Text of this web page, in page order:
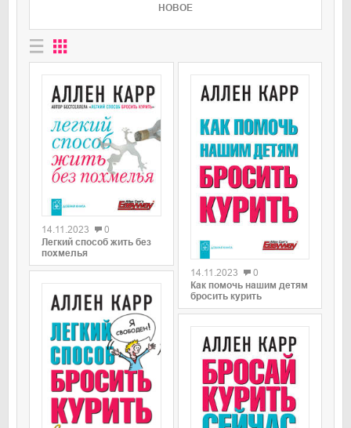
НОВОЕ
14.11.2023
0
Легкий способ жить без
похмелья
14.11.2023
0
Как помочь нашим детям
бросить курить